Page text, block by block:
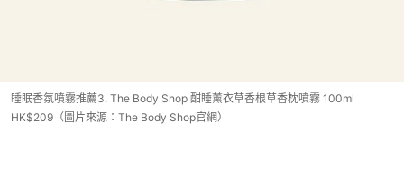
睡眠香氛噴霧推薦3. The Body Shop 酣睡薰衣草香根草香枕噴霧 100ml
HK$209（圖片來源：The Body Shop官網）